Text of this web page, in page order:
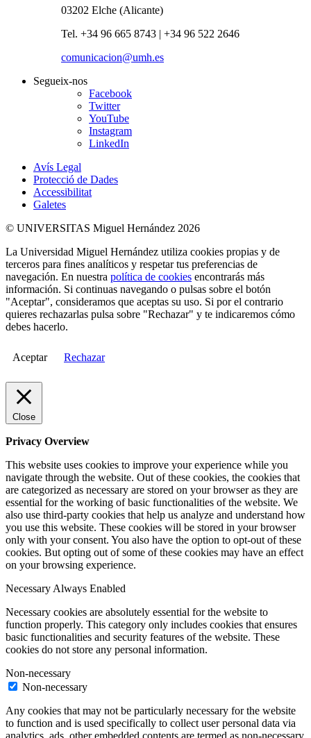
03202 Elche (Alicante)
Tel. +34 96 665 8743 | +34 96 522 2646
comunicacion@umh.es
Segueix-nos
Facebook
Twitter
YouTube
Instagram
LinkedIn
Avís Legal
Protecció de Dades
Accessibilitat
Galetes
© UNIVERSITAS Miguel Hernández 2026
La Universidad Miguel Hernández utiliza cookies propias y de
terceros para fines analíticos y respetar tus preferencias de
navegación. En nuestra política de cookies encontrarás más
información. Si continuas navegando o pulsas sobre el botón
"Aceptar", consideramos que aceptas su uso. Si por el contrario
quieres rechazarlas pulsa sobre "Rechazar" y te indicaremos cómo
debes hacerlo.
Aceptar Rechazar
Close
Privacy Overview
This website uses cookies to improve your experience while you
navigate through the website. Out of these cookies, the cookies that
are categorized as necessary are stored on your browser as they are
essential for the working of basic functionalities of the website. We
also use third-party cookies that help us analyze and understand how
you use this website. These cookies will be stored in your browser
only with your consent. You also have the option to opt-out of these
cookies. But opting out of some of these cookies may have an effect
on your browsing experience.
NecessaryAlways Enabled
Necessary cookies are absolutely essential for the website to
function properly. This category only includes cookies that ensures
basic functionalities and security features of the website. These
cookies do not store any personal information.
Non-necessary
Non-necessary
Any cookies that may not be particularly necessary for the website
to function and is used specifically to collect user personal data via